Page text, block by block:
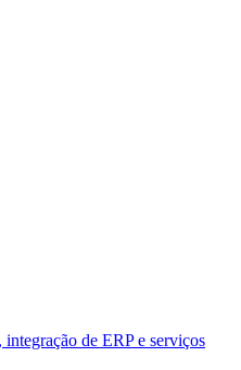
de ERP e serviços